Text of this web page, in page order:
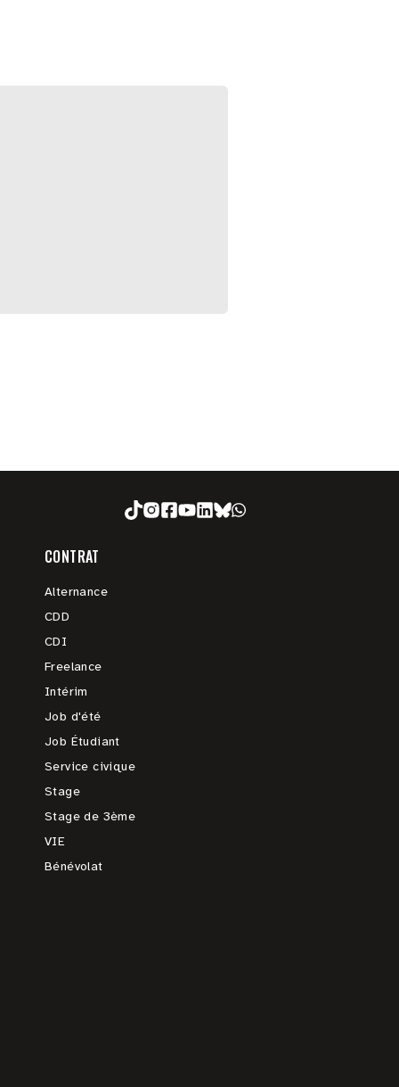
CONTRAT
Alternance
CDD
CDI
Freelance
Intérim
Job d'été
Job Étudiant
Service civique
Stage
Stage de 3ème
VIE
Bénévolat